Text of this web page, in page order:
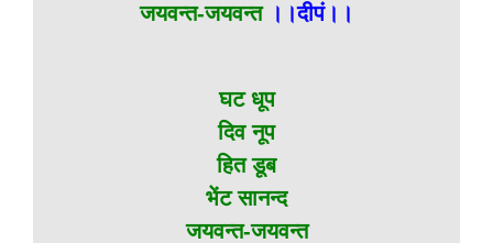
जयवन्त-जयवन्त ।।दीपं।।
घट धूप
दिव नूप
हित डूब
भेंट सानन्द
जयवन्त-जयवन्त